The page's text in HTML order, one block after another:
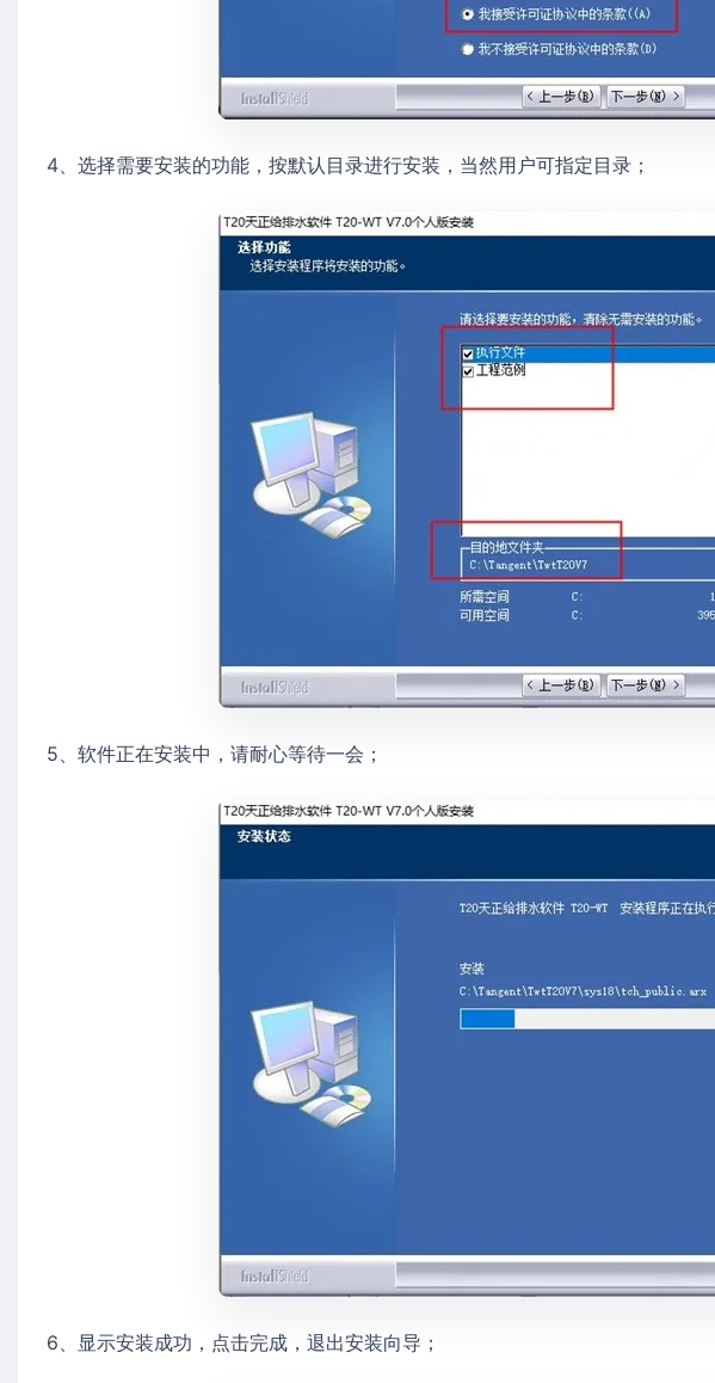
4、选择需要安装的功能，按默认目录进行安装，当然用户可指定目录；
5、软件正在安装中，请耐心等待一会；
6、显示安装成功，点击完成，退出安装向导；